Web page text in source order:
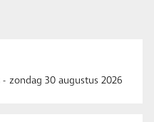
- zondag 30 augustus 2026